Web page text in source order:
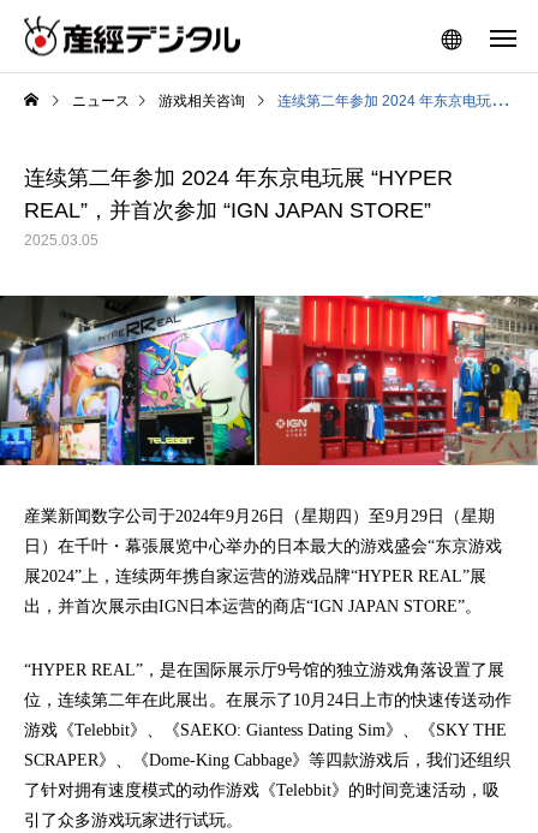
ニュース 游戏相关咨询 连续第二年参加 2024 年东京电玩展 “HYPER REAL”，并首次参加 “IGN JAPAN STORE”
连续第二年参加 2024 年东京电玩展 “HYPER
REAL”，并首次参加 “IGN JAPAN STORE”
2025.03.05
産業新闻数字公司于2024年9月26日（星期四）至9月29日（星期
日）在千叶・幕張展览中心举办的日本最大的游戏盛会“东京游戏
展2024”上，连续两年携自家运营的游戏品牌“HYPER REAL”展
出，并首次展示由IGN日本运营的商店“IGN JAPAN STORE”。
“HYPER REAL”，是在国际展示厅9号馆的独立游戏角落设置了展
位，连续第二年在此展出。在展示了10月24日上市的快速传送动作
游戏《Telebbit》、《SAEKO: Giantess Dating Sim》、《SKY THE
SCRAPER》、《Dome-King Cabbage》等四款游戏后，我们还组织
了针对拥有速度模式的动作游戏《Telebbit》的时间竞速活动，吸
引了众多游戏玩家进行试玩。